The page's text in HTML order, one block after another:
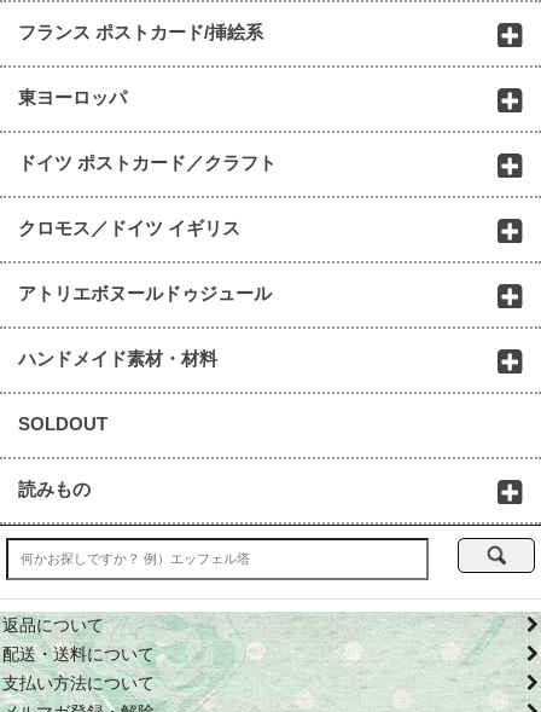
フランス ポストカード/挿絵系
東ヨーロッパ
ドイツ ポストカード／クラフト
クロモス／ドイツ イギリス
アトリエボヌールドゥジュール
ハンドメイド素材・材料
SOLDOUT
読みもの
返品について
配送・送料について
支払い方法について